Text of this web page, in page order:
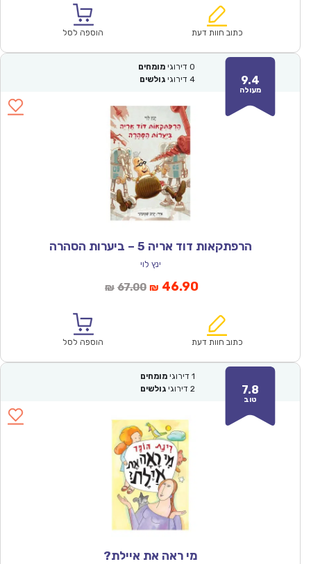
₪57.00.
הוא:
כתוב חוות דעת הוספה לסל
9.4
מעולה
0 דירוגי מומחים
4 דירוגי גולשים
הרפתקאות דוד אריה 5 – ביערות הסהרה
ינץ לוי
₪ 67.00המחיר
₪67.00.
₪ 46.90המחיר
הוא:
כתוב חוות דעת הוספה לסל
7.8
טוב
1 דירוגי מומחים
2 דירוגי גולשים
מי ראה את איילת?